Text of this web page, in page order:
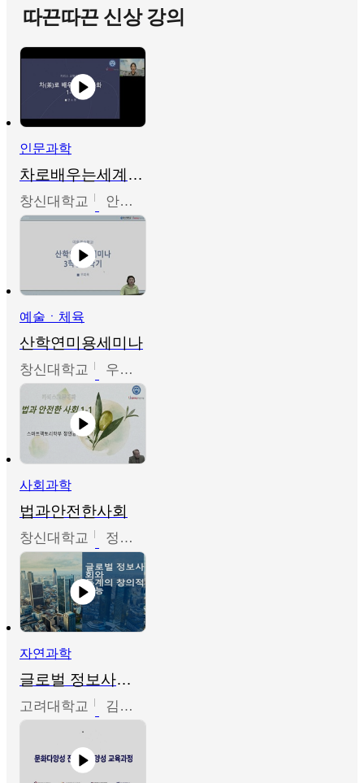
따끈따끈 신상 강의
인문과학
차로배우는세계문화
창신대학교 안소영
예술ㆍ체육
산학연미용세미나
창신대학교 우미옥,오윤경,박선이
사회과학
법과안전한사회
창신대학교 정연균
자연과학
글로벌 정보사회와 통계의 창의적 기능
고려대학교 김희영